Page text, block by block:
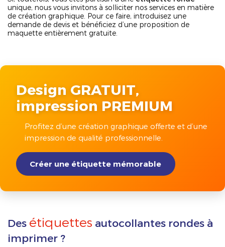
unique, nous vous invitons à solliciter nos services en matière
de création graphique. Pour ce faire, introduisez une
demande de devis et bénéficiez d’une proposition de
maquette entièrement gratuite.
Design GRATUIT,
impression PREMIUM
Profitez d’une création graphique offerte et d’une
impression de qualité professionnelle.
Créer une étiquette mémorable
Des étiquettes autocollantes rondes à
imprimer ?